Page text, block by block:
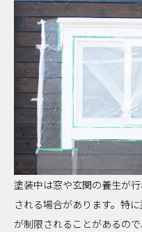
塗装中は窓や玄関の養生が
される場合があります。特
が制限されることがあるの